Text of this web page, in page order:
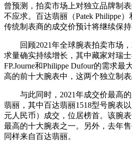
曾预测，拍卖市场上对独立品牌制
不应求。百达翡丽（Patek Philippe
传统制表商的成交价预计将继续保持
回顾2021年全球腕表拍卖市场，
求量确实持续增长，其中藏家对瑞
FP.Journe和Philippe Dufour的需求
高的前十大腕表中，这两个独立制表
与此同时，2021年成交价最高的
翡丽，其中百达翡丽1518型号腕表
元人民币）成交，位居榜首。该腕
最高的十大腕表之一。另外，去年
同样来自百达翡丽。